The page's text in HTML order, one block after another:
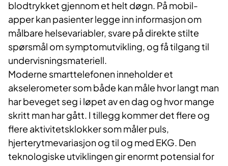
blodtrykket gjennom et helt døgn. På mobil-
apper kan pasienter legge inn informasjon om
målbare helsevariabler, svare på direkte stilte
spørsmål om symptomutvikling, og få tilgang til
undervisningsmateriell.
Moderne smarttelefonen inneholder et
akselerometer som både kan måle hvor langt man
har beveget seg i løpet av en dag og hvor mange
skritt man har gått. I tillegg kommer det flere og
flere aktivitetsklokker som måler puls,
hjerterytmevariasjon og til og med EKG. Den
teknologiske utviklingen gir enormt potensial for